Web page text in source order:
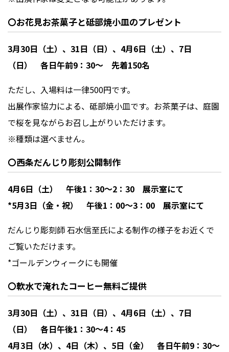
〇お花見お茶菓子と砥部焼小皿のプレゼント
3月30日（土）、31日（日）、4月6日（土）、7日
（日） 各日午前9：30～ 先着150名
ただし、入場料は一律500円です。
出展作家協力による、砥部焼小皿です。お茶菓子は、庭園
で桜を見ながらお召し上がりいただけます。
※種類は選べません。
〇西条だんじり彫刻公開制作
4月6日（土） 午後1：30～2：30 展示室にて
*5月3日（金・祝） 午後1：00～3：00 展示室にて
だんじり彫刻師 石水信至氏による制作の様子をお近くで
ご覧いただけます。
*ゴールデンウィークにも開催
〇軟水で淹れたコーヒー無料ご提供
3月30日（土）、31日（日）、4月6日（土）、7日
（日） 各日午後1：30～4：45
4月3日（水）、4日（木）、5日（金） 各日午前9：30～